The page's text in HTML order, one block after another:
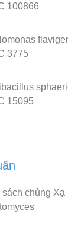
100866
3775
15095
sách chủng Xạ